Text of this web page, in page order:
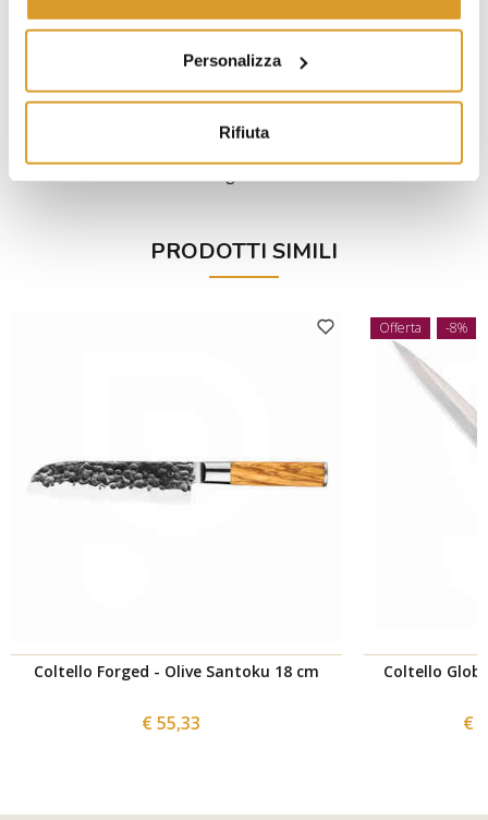
Personalizza
Rifiuta
Lama: Acciaio San-mai 3 strati e filo centrale in Acciaio
Lunghezza lama: 165 mm
Lunghezza totale: 305 mm
PRODOTTI SIMILI
Coltello Forged - Olive Santoku 18 cm
€ 55,33
Offerta -8%
Coltello
€